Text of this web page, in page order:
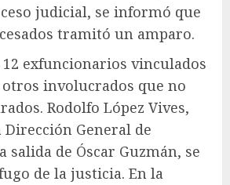
judicial, se informó que
tramitó un amparo.
12 exfuncionarios vinculados
otros involucrados que no
Rodolfo López Vives,
General de
salida de Óscar Guzmán, se
de la justicia. En la